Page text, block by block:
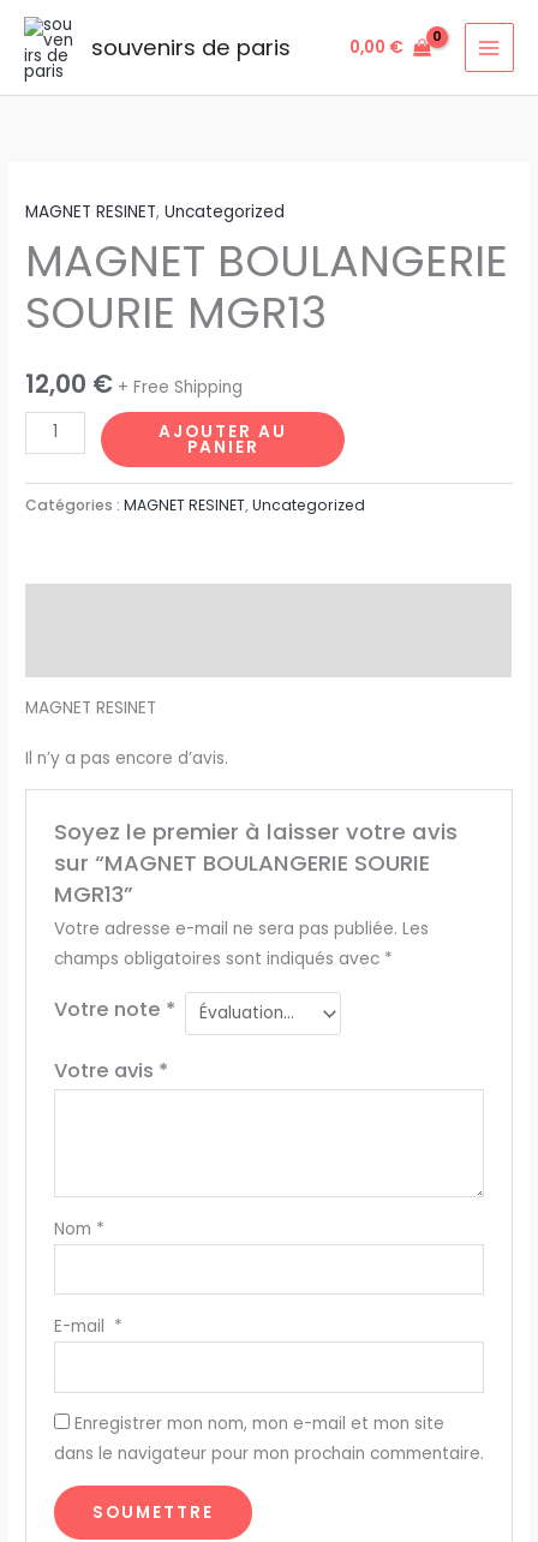
Aller
contenu
souvenirs de paris 0,00 €
MAGNET RESINET,Uncategorized
MAGNET BOULANGERIE
SOURIE MGR13
12,00 € + Free Shipping
de
MAGNET
BOULANGERIE
SOURIE
MGR13
AJOUTER AU
PANIER
Catégories :MAGNET RESINET,Uncategorized
MAGNET RESINET
Il n’y a pas encore d’avis.
Soyez le premier à laisser votre avis
sur “MAGNET BOULANGERIE SOURIE
MGR13”
Votre adresse e-mail ne sera pas publiée. Les
champs obligatoires sont indiqués avec *
Votre note *
Votre avis *
Nom *
E-mail *
Enregistrer mon nom, mon e-mail et mon site
dans le navigateur pour mon prochain commentaire.